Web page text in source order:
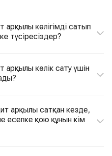
арқылы көлігімді сатып
түсіресіздер?
арқылы көлік сату үшін
арқылы сатқан кезде,
есепке қою құнын кім